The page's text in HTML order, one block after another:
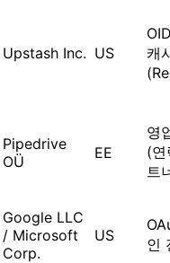
Upstash Inc. US
캐
Pipedrive
OÜ
EE
영
(
트
Google LLC
/ Microsoft
Corp.
US
인